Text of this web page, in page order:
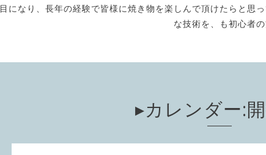
目になり、長年の経験で皆様に焼き物を楽しんで頂けたらと思
な技術を、も初心者
▸カレンダー: